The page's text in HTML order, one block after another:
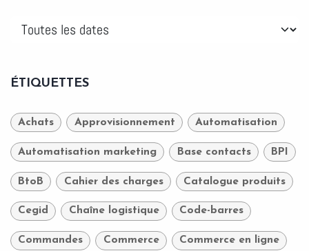
ÉTIQUETTES
Achats Approvisionnement Automatisation
Automatisation marketing Base contacts BPI
BtoB Cahier des charges Catalogue produits
Cegid Chaîne logistique Code-barres
Commandes Commerce Commerce en ligne